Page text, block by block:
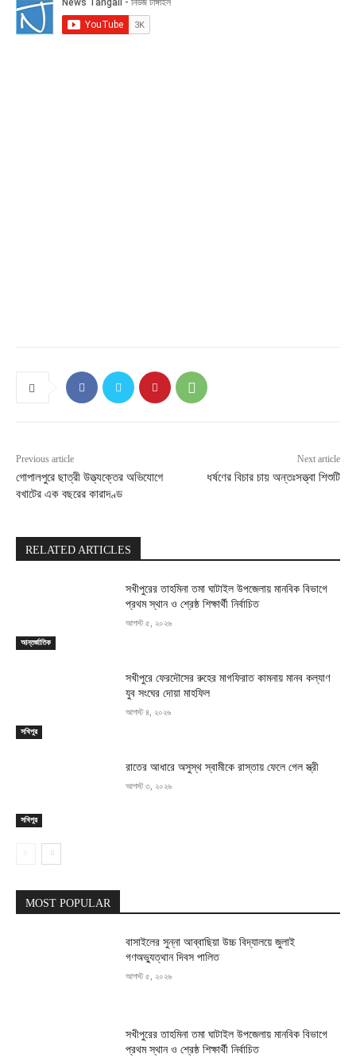
Previous article
গোপালপুরে ছাত্রী উত্ত্যক্তের অভিযোগে
বখাটের এক বছরের কারাদণ্ড
Next article
ধর্ষণের বিচার চায় অন্তঃসত্ত্বা শিশুটি
RELATED ARTICLES
আন্তর্জাতিক
সখীপুরের তাহমিনা তমা ঘাটাইল উপজেলায় মানবিক বিভাগে
প্রথম স্থান ও শ্রেষ্ঠ শিক্ষার্থী নির্বাচিত
আগস্ট ৫, ২০২৬
সখিপুর
সখীপুরে ফেরদৌসের রুহের মাগফিরাত কামনায় মানব কল্যাণ
যুব সংঘের দোয়া মাহফিল
আগস্ট ৪, ২০২৬
সখিপুর
রাতের আধারে অসুস্থ স্বামীকে রাস্তায় ফেলে গেল স্ত্রী
আগস্ট ৩, ২০২৬
MOST POPULAR
বাসাইলের সুন্না আব্বাছিয়া উচ্চ বিদ্যালয়ে জুলাই
গণঅভ্যুত্থান দিবস পালিত
আগস্ট ৫, ২০২৬
সখীপুরের তাহমিনা তমা ঘাটাইল উপজেলায় মানবিক বিভাগে
প্রথম স্থান ও শ্রেষ্ঠ শিক্ষার্থী নির্বাচিত